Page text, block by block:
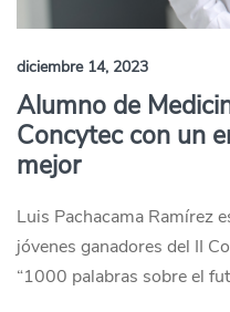
diciembre 14, 2023
Alumno de
Concytec con un
mejor
Luis Pachacama Ramírez
jóvenes ganadores del II
“1000 palabras sobre el